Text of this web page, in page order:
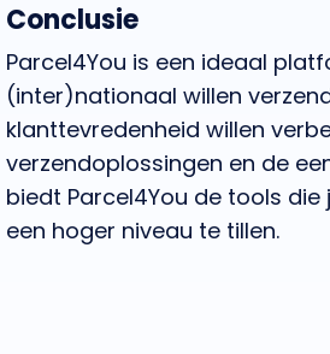
Conclusie
Parcel4You is een ideaal
(inter)nationaal willen
klanttevredenheid willen
verzendoplossingen en de
biedt Parcel4You de tools
een hoger niveau te tillen.